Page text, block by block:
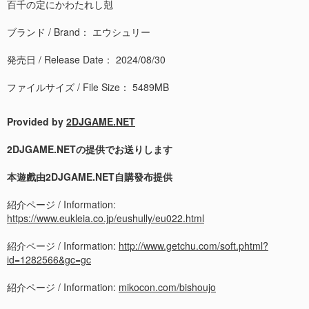
百千の定にかわたれし剋
ブランド / Brand： エウシュリー
発売日 / Release Date： 2024/08/30
ファイルサイズ / File Size： 5489MB
Provided by 2DJGAME.NET
2DJGAME.NETの提供でお送りします
本遊戲由2DJGAME.NET自購發布提供
紹介ページ / Information:
https://www.eukleia.co.jp/eushully/eu022.html
紹介ページ / Information: http://www.getchu.com/soft.phtml?
id=1282566&gc=gc
紹介ページ / Information: mikocon.com/bishoujo